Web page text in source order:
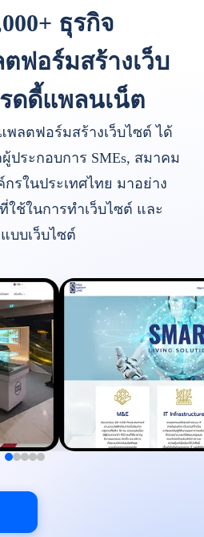
ธุรกิจ
ฟอร์มสร้างเว็บ
ดดี้แพลนเน็ต
แพลตฟอร์มสร้างเว็บไซต์ ได้
ประกอบการ SMEs, สมาคม
รในประเทศไทย มาอย่าง
ใช้ในการทำเว็บไซต์ และ
บบเว็บไซต์